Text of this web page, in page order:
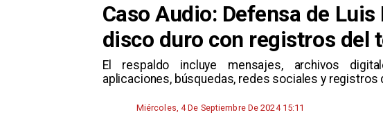
Caso Audio: Defensa de
disco duro con registros del
El respaldo incluye mensajes, archivos
aplicaciones, búsquedas, redes sociales y registros
Miércoles, 4 De Septiembre De 2024 15:11